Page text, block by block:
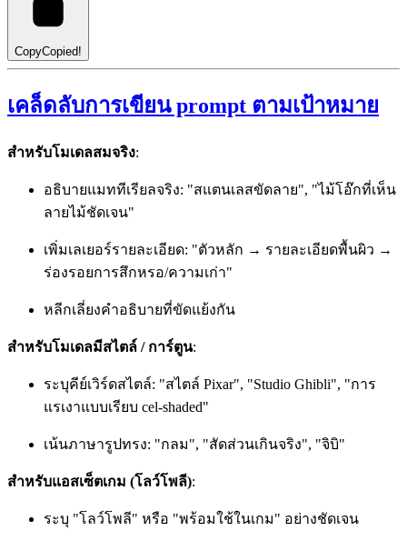
CopyCopied!
เคล็ดลับการเขียน prompt ตามเป้าหมาย
สำหรับโมเดลสมจริง:
อธิบายแมททีเรียลจริง: "สแตนเลสขัดลาย", "ไม้โอ๊กที่เห็น
ลายไม้ชัดเจน"
เพิ่มเลเยอร์รายละเอียด: "ตัวหลัก → รายละเอียดพื้นผิว →
ร่องรอยการสึกหรอ/ความเก่า"
หลีกเลี่ยงคำอธิบายที่ขัดแย้งกัน
สำหรับโมเดลมีสไตล์ / การ์ตูน:
ระบุคีย์เวิร์ดสไตล์: "สไตล์ Pixar", "Studio Ghibli", "การ
แรเงาแบบเรียบ cel-shaded"
เน้นภาษารูปทรง: "กลม", "สัดส่วนเกินจริง", "จิบิ"
สำหรับแอสเซ็ตเกม (โลว์โพลี):
ระบุ "โลว์โพลี" หรือ "พร้อมใช้ในเกม" อย่างชัดเจน